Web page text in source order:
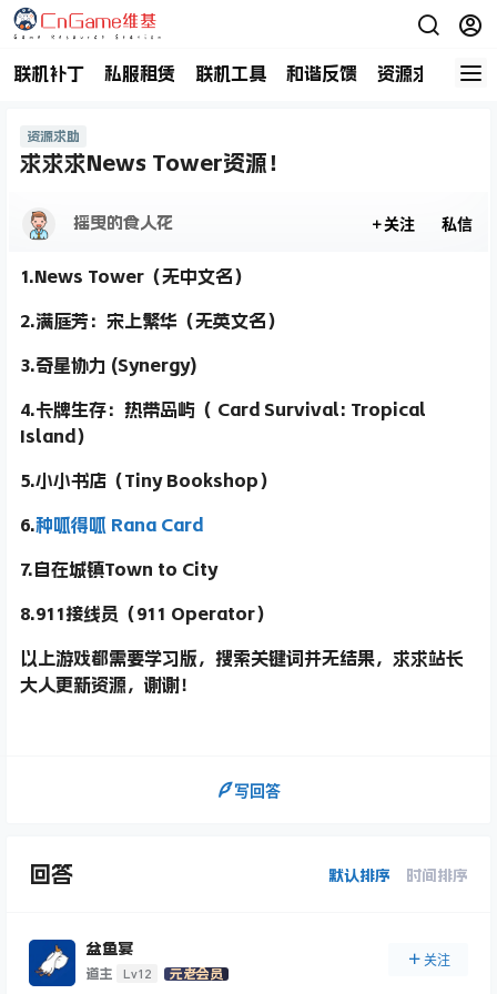
联机补丁 私服租赁 联机工具 和谐反馈 资源求助 商
资源求助
求求求News Tower资源！
摇曳的食人花 关注 私信
1.News Tower（无中文名）
2.满庭芳：宋上繁华（无英文名）
3.奇星协力 (Synergy)
4.卡牌生存：热带岛屿（ Card Survival: Tropical
Island）
5.小小书店（Tiny Bookshop）
6.种呱得呱 Rana Card
7.自在城镇Town to City
8.911接线员（911 Operator）
以上游戏都需要学习版，搜索关键词并无结果，求求站长
大人更新资源，谢谢！
写回答
回答 默认排序 时间排序
盆鱼宴
道主 Lv12 元老会员
关注